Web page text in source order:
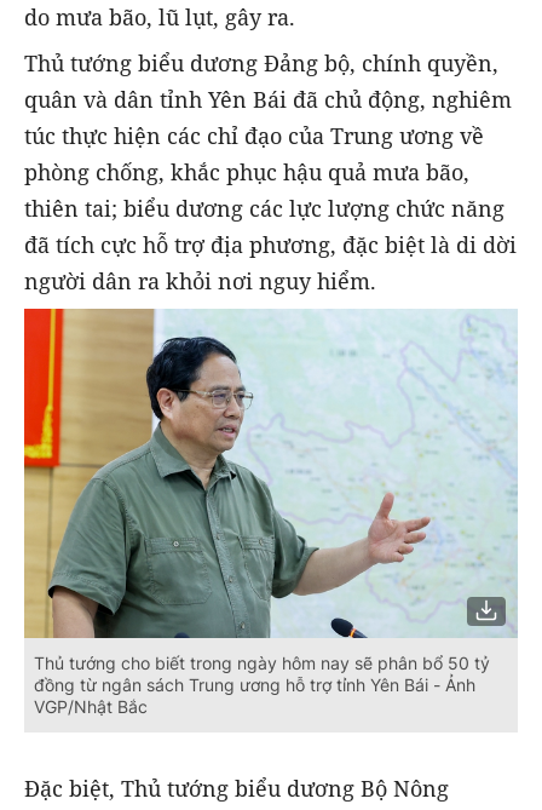
do mưa bão, lũ lụt, gây ra.
Thủ tướng biểu dương Đảng bộ, chính quyền,
quân và dân tỉnh Yên Bái đã chủ động, nghiêm
túc thực hiện các chỉ đạo của Trung ương về
phòng chống, khắc phục hậu quả mưa bão,
thiên tai; biểu dương các lực lượng chức năng
đã tích cực hỗ trợ địa phương, đặc biệt là di dời
người dân ra khỏi nơi nguy hiểm.
Thủ tướng cho biết trong ngày hôm nay sẽ phân bổ 50 tỷ
đồng từ ngân sách Trung ương hỗ trợ tỉnh Yên Bái - Ảnh
VGP/Nhật Bắc
Đặc biệt, Thủ tướng biểu dương Bộ Nông